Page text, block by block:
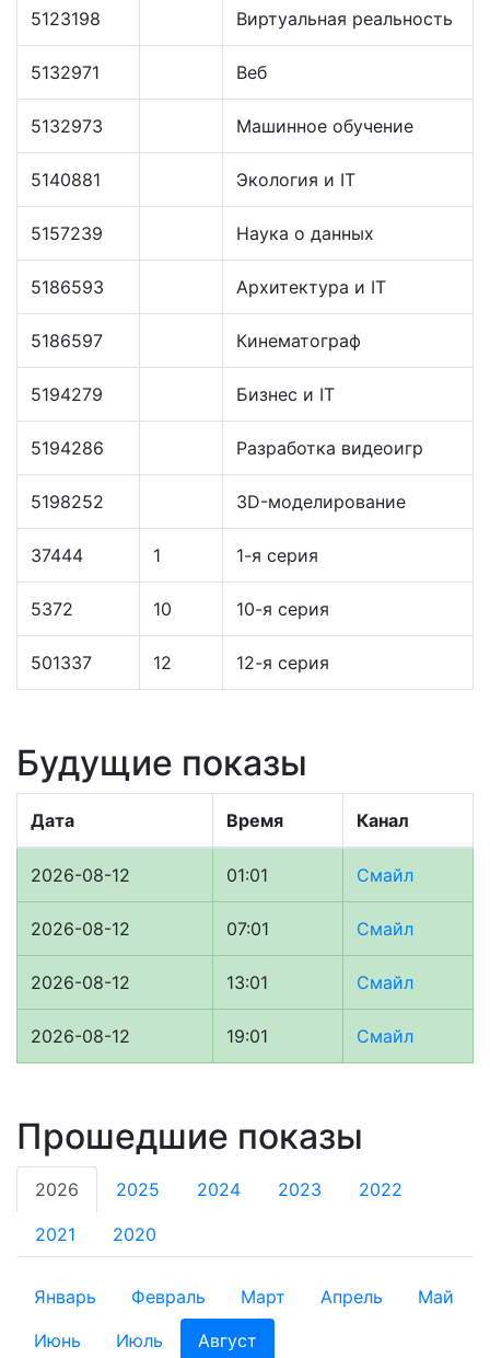
5123198 Виртуальная реальность
5132971 Веб
5132973 Машинное обучение
5140881 Экология и IT
5157239 Наука о данных
5186593 Архитектура и IT
5186597 Кинематограф
5194279 Бизнес и IT
5194286 Разработка видеоигр
5198252 3D-моделирование
37444 1 1-я серия
5372 10 10-я серия
501337 12 12-я серия
Будущие показы
Дата Время Канал
2026-08-12 01:01 Смайл
2026-08-12 07:01 Смайл
2026-08-12 13:01 Смайл
2026-08-12 19:01 Смайл
Прошедшие показы
2026 2025 2024 2023 2022
2021 2020
Январь Февраль Март Апрель
Май
Июнь
Июль Август